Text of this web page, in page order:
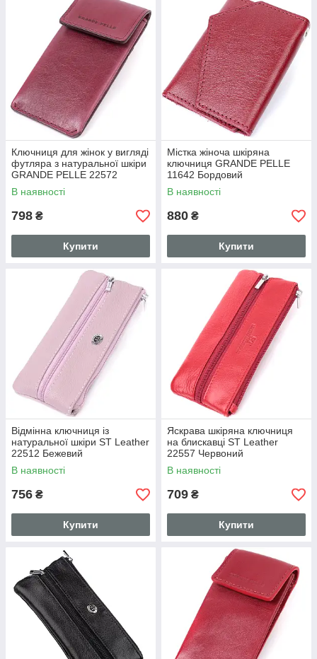
Ключниця для жінок у вигляді
футляра з натуральної шкіри
GRANDE PELLE 22572
Бордовий
В наявності
798 ₴
Купити
Містка жіноча шкіряна
ключниця GRANDE PELLE
11642 Бордовий
В наявності
880 ₴
Купити
Відмінна ключниця із
натуральної шкіри ST Leather
22512 Бежевий
В наявності
756 ₴
Купити
Яскрава шкіряна ключниця
на блискавці ST Leather
22557 Червоний
В наявності
709 ₴
Купити